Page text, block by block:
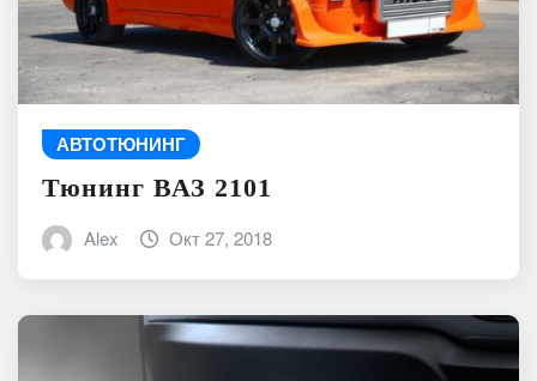
АВТОТЮНИНГ
Тюнинг ВАЗ 2101
Alex Окт 27, 2018